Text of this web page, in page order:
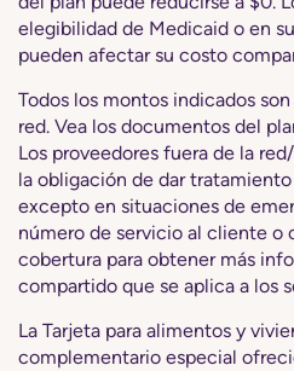
elegibilidad de Medicaid o en
pueden afectar su costo
Todos los montos indicados
red. Vea los documentos del
Los proveedores fuera de la
la obligación de dar
excepto en situaciones de
número de servicio al cliente o
cobertura para obtener más
compartido que se aplica a los
La Tarjeta para alimentos y
complementario especial